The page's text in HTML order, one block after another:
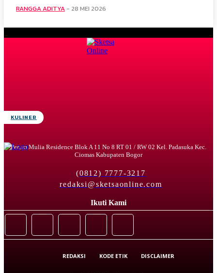
KULINER
RANGGA ADITYA - 28 MEI 2026
Perum Mulia Residence Blok A 11 No 8 RT 01 / RW 02 Kel. Padasuka Kec.
Ciomas Kabupaten Bogor
(0812) 7777-3217
redaksi@sketsaonline.com
Ikuti Kami
REDAKSI KODE ETIK DISCLAIMER